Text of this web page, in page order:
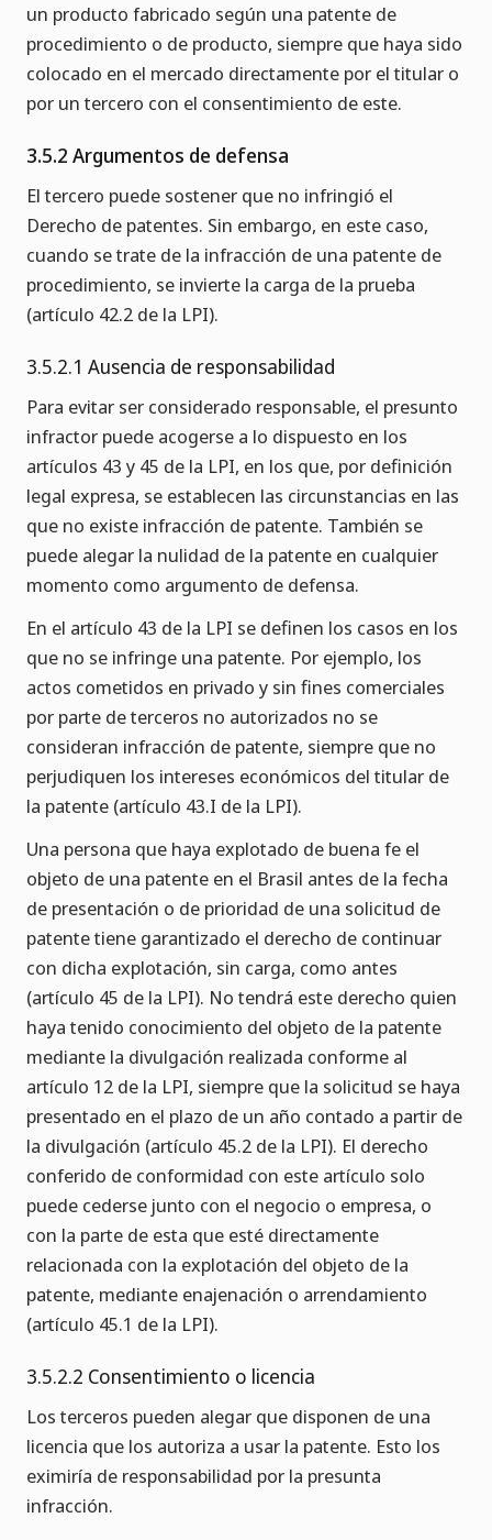
un producto fabricado según una patente de
procedimiento o de producto, siempre que haya sido
colocado en el mercado directamente por el titular o
por un tercero con el consentimiento de este.
3.5.2 Argumentos de defensa
El tercero puede sostener que no infringió el
Derecho de patentes. Sin embargo, en este caso,
cuando se trate de la infracción de una patente de
procedimiento, se invierte la carga de la prueba
(artículo 42.2 de la LPI).
3.5.2.1 Ausencia de responsabilidad
Para evitar ser considerado responsable, el presunto
infractor puede acogerse a lo dispuesto en los
artículos 43 y 45 de la LPI, en los que, por definición
legal expresa, se establecen las circunstancias en las
que no existe infracción de patente. También se
puede alegar la nulidad de la patente en cualquier
momento como argumento de defensa.
En el artículo 43 de la LPI se definen los casos en los
que no se infringe una patente. Por ejemplo, los
actos cometidos en privado y sin fines comerciales
por parte de terceros no autorizados no se
consideran infracción de patente, siempre que no
perjudiquen los intereses económicos del titular de
la patente (artículo 43.I de la LPI).
Una persona que haya explotado de buena fe el
objeto de una patente en el Brasil antes de la fecha
de presentación o de prioridad de una solicitud de
patente tiene garantizado el derecho de continuar
con dicha explotación, sin carga, como antes
(artículo 45 de la LPI). No tendrá este derecho quien
haya tenido conocimiento del objeto de la patente
mediante la divulgación realizada conforme al
artículo 12 de la LPI, siempre que la solicitud se haya
presentado en el plazo de un año contado a partir de
la divulgación (artículo 45.2 de la LPI). El derecho
conferido de conformidad con este artículo solo
puede cederse junto con el negocio o empresa, o
con la parte de esta que esté directamente
relacionada con la explotación del objeto de la
patente, mediante enajenación o arrendamiento
(artículo 45.1 de la LPI).
3.5.2.2 Consentimiento o licencia
Los terceros pueden alegar que disponen de una
licencia que los autoriza a usar la patente. Esto los
eximiría de responsabilidad por la presunta
infracción.